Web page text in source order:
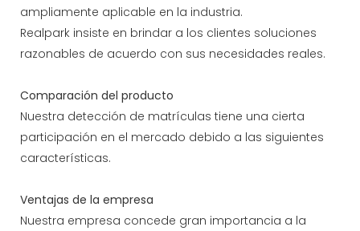
ampliamente aplicable en la industria.
Realpark insiste en brindar a los clientes soluciones
razonables de acuerdo con sus necesidades reales.
Comparación del producto
Nuestra detección de matrículas tiene una cierta
participación en el mercado debido a las siguientes
características.
Ventajas de la empresa
Nuestra empresa concede gran importancia a la